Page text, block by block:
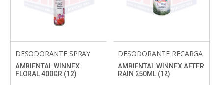
DESODORANTE SPRAY
AMBIENTAL WINNEX
FLORAL 400GR (12)
DESODORANTE RECARGA
AMBIENTAL WINNEX AFTER
RAIN 250ML (12)